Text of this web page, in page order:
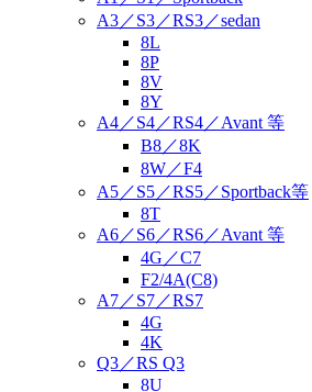
A3／S3／RS3／sedan
8L
8P
8V
8Y
A4／S4／RS4／Avant 等
B8／8K
8W／F4
A5／S5／RS5／Sportback等
8T
A6／S6／RS6／Avant 等
4G／C7
F2/4A(C8)
A7／S7／RS7
4G
4K
Q3／RS Q3
8U